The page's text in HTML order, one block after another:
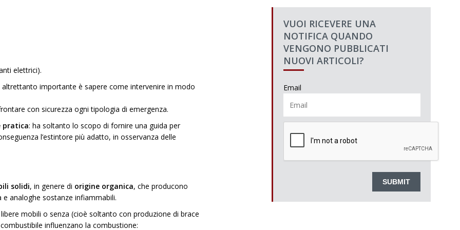
elettrici).
importante è sapere come intervenire in modo
con sicurezza ogni tipologia di emergenza.
pratica: ha soltanto lo scopo di fornire una guida per
l’estintore più adatto, in osservanza delle
solidi, in genere di origine organica, che producono
analoghe sostanze infiammabili.
mobili o senza (cioè soltanto con produzione di brace
influenzano la combustione:
VUOI RICEVERE UNA
NOTIFICA QUANDO
VENGONO PUBBLICATI
NUOVI ARTICOLI?
Email